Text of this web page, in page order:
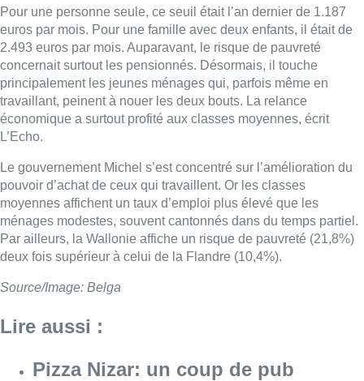
Pour une personne seule, ce seuil était l’an dernier de 1.187
euros par mois. Pour une famille avec deux enfants, il était de
2.493 euros par mois. Auparavant, le risque de pauvreté
concernait surtout les pensionnés. Désormais, il touche
principalement les jeunes ménages qui, parfois même en
travaillant, peinent à nouer les deux bouts. La relance
économique a surtout profité aux classes moyennes, écrit
L’Echo.
Le gouvernement Michel s’est concentré sur l’amélioration du
pouvoir d’achat de ceux qui travaillent. Or les classes
moyennes affichent un taux d’emploi plus élevé que les
ménages modestes, souvent cantonnés dans du temps partiel.
Par ailleurs, la Wallonie affiche un risque de pauvreté (21,8%)
deux fois supérieur à celui de la Flandre (10,4%).
Source/Image: Belga
Lire aussi :
Pizza Nizar: un coup de pub